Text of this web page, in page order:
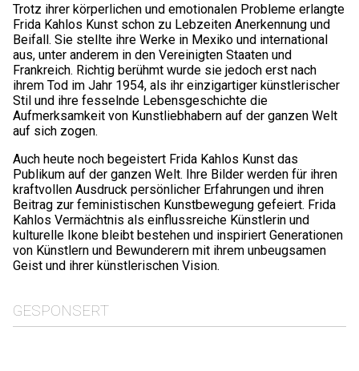
Trotz ihrer körperlichen und emotionalen Probleme erlangte
Frida Kahlos Kunst schon zu Lebzeiten Anerkennung und
Beifall. Sie stellte ihre Werke in Mexiko und international
aus, unter anderem in den Vereinigten Staaten und
Frankreich. Richtig berühmt wurde sie jedoch erst nach
ihrem Tod im Jahr 1954, als ihr einzigartiger künstlerischer
Stil und ihre fesselnde Lebensgeschichte die
Aufmerksamkeit von Kunstliebhabern auf der ganzen Welt
auf sich zogen.
Auch heute noch begeistert Frida Kahlos Kunst das
Publikum auf der ganzen Welt. Ihre Bilder werden für ihren
kraftvollen Ausdruck persönlicher Erfahrungen und ihren
Beitrag zur feministischen Kunstbewegung gefeiert. Frida
Kahlos Vermächtnis als einflussreiche Künstlerin und
kulturelle Ikone bleibt bestehen und inspiriert Generationen
von Künstlern und Bewunderern mit ihrem unbeugsamen
Geist und ihrer künstlerischen Vision.
GESPONSERT